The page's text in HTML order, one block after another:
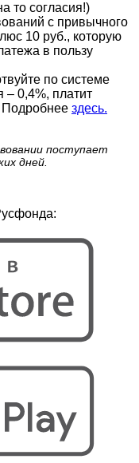
то согласия!)
с привычного
10 руб., которую
в пользу
по cистеме
0,4%, платит
здесь.
поступает
дней.